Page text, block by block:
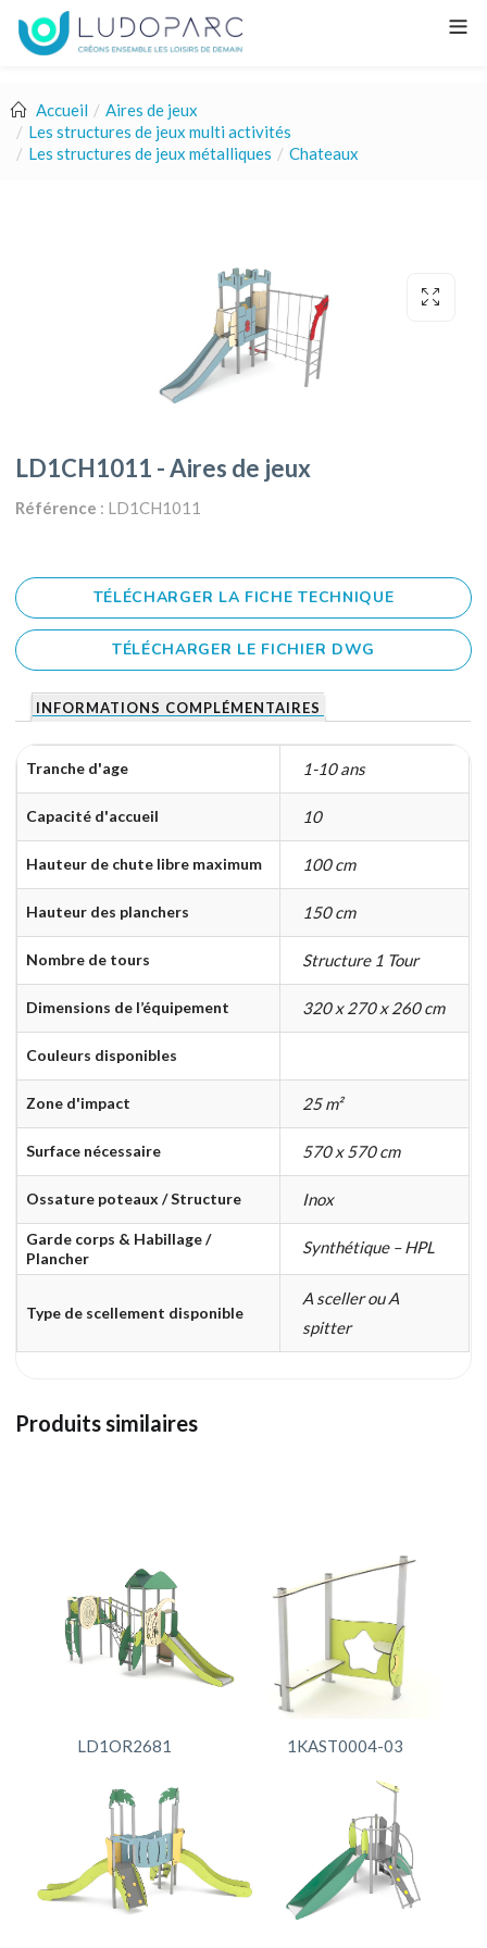
Accueil
Aires de jeux
Les structures de jeux multi activités
Les structures de jeux métalliques
Chateaux
LD1CH1011 - Aires de jeux
Référence : LD1CH1011
TÉLÉCHARGER LA FICHE TECHNIQUE
TÉLÉCHARGER LE FICHIER DWG
INFORMATIONS COMPLÉMENTAIRES
Tranche d'age 1-10 ans
Capacité d'accueil 10
Hauteur de chute libre maximum 100 cm
Hauteur des planchers 150 cm
Nombre de tours Structure 1 Tour
Dimensions de l’équipement 320 x 270 x 260 cm
Couleurs disponibles
Zone d'impact 25 m²
Surface nécessaire 570 x 570 cm
Ossature poteaux / Structure Inox
Garde corps & Habillage /
Plancher
Synthétique – HPL
Type de scellement disponible
A sceller ou A
spitter
Produits similaires
LD1OR2681 1KAST0004-03